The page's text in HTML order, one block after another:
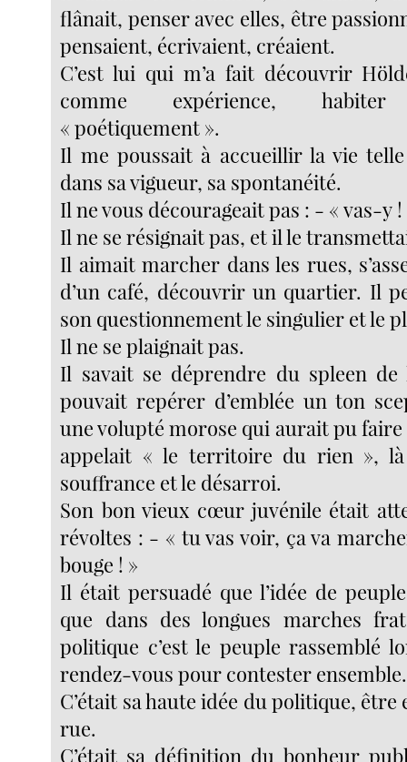
flânait, penser avec elles, être
pensaient, écrivaient, créaient.
C’est lui qui m’a fait découvrir
comme expérience,
« poétiquement ».
Il me poussait à accueillir la vie telle
dans sa vigueur, sa spontanéité.
Il ne vous décourageait pas : - « vas-y
Il ne se résignait pas, et il le
Il aimait marcher dans les rues,
d’un café, découvrir un quartier. Il
son questionnement le singulier et le
Il ne se plaignait pas.
Il savait se déprendre du spleen
pouvait repérer d’emblée un ton
une volupté morose qui aurait pu faire
appelait « le territoire du rien »,
souffrance et le désarroi.
Son bon vieux cœur juvénile était
révoltes : - « tu vas voir, ça va
bouge ! »
Il était persuadé que l’idée de
que dans des longues marches
politique c’est le peuple rassemblé
rendez-vous pour contester ensemble.
C’était sa haute idée du politique, être
rue.
C’était sa définition du bonheur